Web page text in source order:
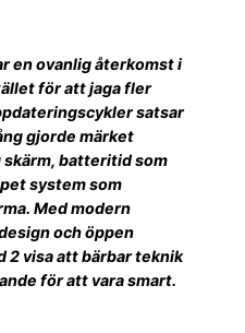
en ovanlig återkomst i
för att jaga fler
satsar
gjorde märket
batteritid som
system som
Med modern
och öppen
2 visa att bärbar teknik
för att vara smart.